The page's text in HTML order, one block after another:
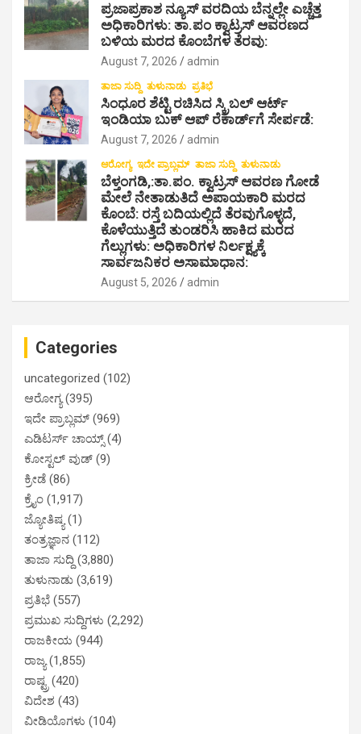
ಪ್ರಜಾಪ್ರಕಾಶ ನ್ಯೂಸ್ ವರದಿಯ ಬೆನ್ನಲ್ಲೇ ಎಚ್ಚೆತ್ತ
ಅಧಿಕಾರಿಗಳು: ತಾ.ಪಂ ಕ್ವಾಟ್ರಸ್ ಆವರಣದ
ಬಳಿಯ ಮರದ ಕೊಂಬೆಗಳ ತೆರವು:
August 7, 2026 admin
ತಾಜಾ ಸುದ್ದಿ ತುಳುನಾಡು ಪ್ರತಿಭೆ
ಸಿಂಧೂರ ಶೆಟ್ಟಿ ರಚಿಸಿದ ಸ್ಕ್ರಿಬಲ್ ಆರ್ಟ್
ಇಂಡಿಯಾ ಬುಕ್ ಆಪ್ ರೆಕಾರ್ಡ್‌ಗೆ ಸೇರ್ಪಡೆ:
August 7, 2026 admin
ಆರೋಗ್ಯ ಇದೇ ಪ್ರಾಬ್ಲಮ್ ತಾಜಾ ಸುದ್ದಿ ತುಳುನಾಡು
ಬೆಳ್ತಂಗಡಿ,:ತಾ.ಪಂ‌. ಕ್ವಾಟ್ರಸ್ ಆವರಣ ಗೋಡೆ
ಮೇಲೆ ನೇತಾಡುತಿದೆ ಅಪಾಯಕಾರಿ ಮರದ
ಕೊಂಬೆ: ರಸ್ತೆ ಬದಿಯಲ್ಲಿದೆ ತೆರವುಗೊಳ್ಳದೆ,
ಕೊಳೆಯುತ್ತಿದೆ ತುಂಡರಿಸಿ ಹಾಕಿದ ಮರದ
ಗೆಲ್ಲುಗಳು: ಅಧಿಕಾರಿಗಳ ನಿರ್ಲಕ್ಷ್ಯಕ್ಕೆ
ಸಾರ್ವಜನಿಕರ ಅಸಾಮಾಧಾನ:
August 5, 2026 admin
Categories
uncategorized (102)
ಆರೋಗ್ಯ(395)
ಇದೇ ಪ್ರಾಬ್ಲಮ್ (969)
ಎಡಿಟರ್ಸ್ ಚಾಯ್ಸ್(4)
ಕೋಸ್ಟಲ್ ವುಡ್ (9)
ಕ್ರೀಡೆ (86)
ಕ್ರೈಂ (1,917)
ಜ್ಯೋತಿಷ್ಯ(1)
ತಂತ್ರಜ್ಞಾನ (112)
ತಾಜಾ ಸುದ್ದಿ (3,880)
ತುಳುನಾಡು (3,619)
ಪ್ರತಿಭೆ (557)
ಪ್ರಮುಖ ಸುದ್ದಿಗಳು (2,292)
ರಾಜಕೀಯ (944)
ರಾಜ್ಯ(1,855)
ರಾಷ್ಟ್ರ (420)
ವಿದೇಶ (43)
ವೀಡಿಯೊಗಳು (104)